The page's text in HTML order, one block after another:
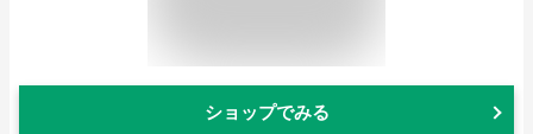
ショップでみる